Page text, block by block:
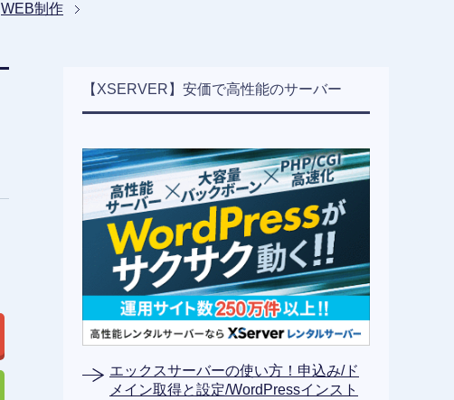
WEB制作
【XSERVER】安価で高性能のサーバー
エックスサーバーの使い方！申込み/ド
メイン取得と設定/WordPressインスト